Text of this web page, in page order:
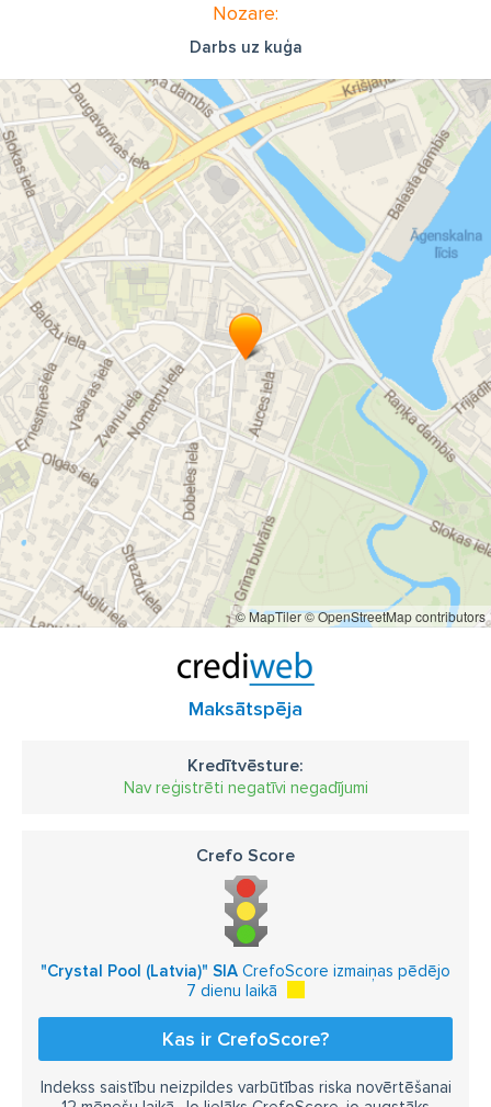
Nozare:
Darbs uz kuģa
© MapTiler© OpenStreetMap contributors
Maksātspēja
Kredītvēsture:
Nav reģistrēti negatīvi negadījumi
Crefo Score
"Crystal Pool (Latvia)" SIA CrefoScore izmaiņas pēdējo
7 dienu laikā
Kas ir CrefoScore?
Indekss saistību neizpildes varbūtības riska novērtēšanai